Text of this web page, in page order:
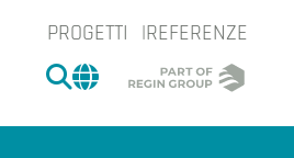
PROGETTI
REFERENZE
CERCA
CHANGE MARKET